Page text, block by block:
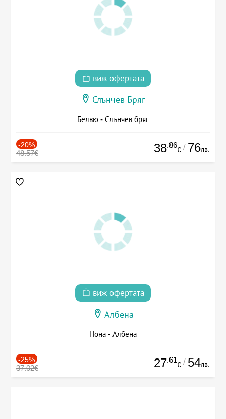
виж офертата
Слънчев Бряг
Белвю - Слънчев бряг
-20%
48.57€ 38.86
€ / 76лв.
виж офертата
Албена
Нона - Албена
-25%
37.02€ 27.61
€ / 54лв.